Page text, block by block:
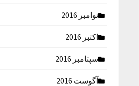
نوامبر 2016
اکتبر 2016
سپتامبر 2016
آگوست 2016